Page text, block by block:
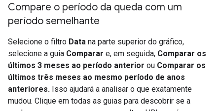
Compare o período da queda com um
período semelhante
Selecione o filtro Data na parte superior do gráfico,
selecione a guia Comparar e, em seguida, Comparar os
últimos 3 meses ao período anterior ou Comparar os
últimos três meses ao mesmo período de anos
anteriores. Isso ajudará a analisar o que exatamente
mudou. Clique em todas as guias para descobrir se a